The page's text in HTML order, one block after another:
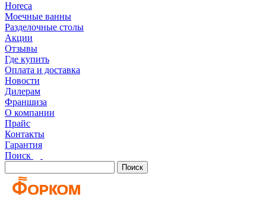
Horeca
Моечные ванны
Разделочные столы
Акции
Отзывы
Где купить
Оплата и доставка
Новости
Дилерам
Франшиза
О компании
Прайс
Контакты
Гарантия
Поиск
Поиск